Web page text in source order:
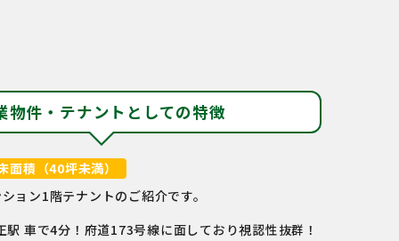
物件・テナントとしての特徴
面積（40坪未満）
ョン1階テナントのご紹介です。
車で4分！府道173号線に面しており視認性抜群！